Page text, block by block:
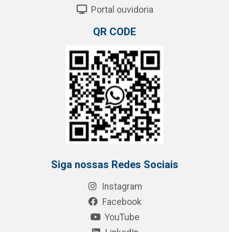
Portal ouvidoria
QR CODE
Siga nossas Redes Sociais
Instagram
Facebook
YouTube